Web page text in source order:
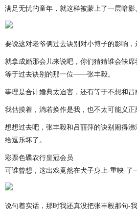
满足无忧的童年，就这样被蒙上了一层暗影
要说这对老爷俩过去诀别对小博子的影响，
就拿成婚那会儿来说吧，你们猜猜谁会缺席
等于过去诀别的那一位——张丰毅。
事理是合计婚典太迫害，还有等于不想和吕
我估摸着，淌若换作是我，也不太可能义正
想想过去吧，张丰毅和吕丽萍的诀别闹得
给逗乐坏了。
彩票色碟农行皇冠会员
可谁曾想，这出戏竟然在犬子身上-重映-了
说句着实话，那时我还真没把张丰毅那句-